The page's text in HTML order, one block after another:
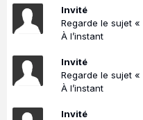
Invité
À l’instant
Invité
À l’instant
Invité